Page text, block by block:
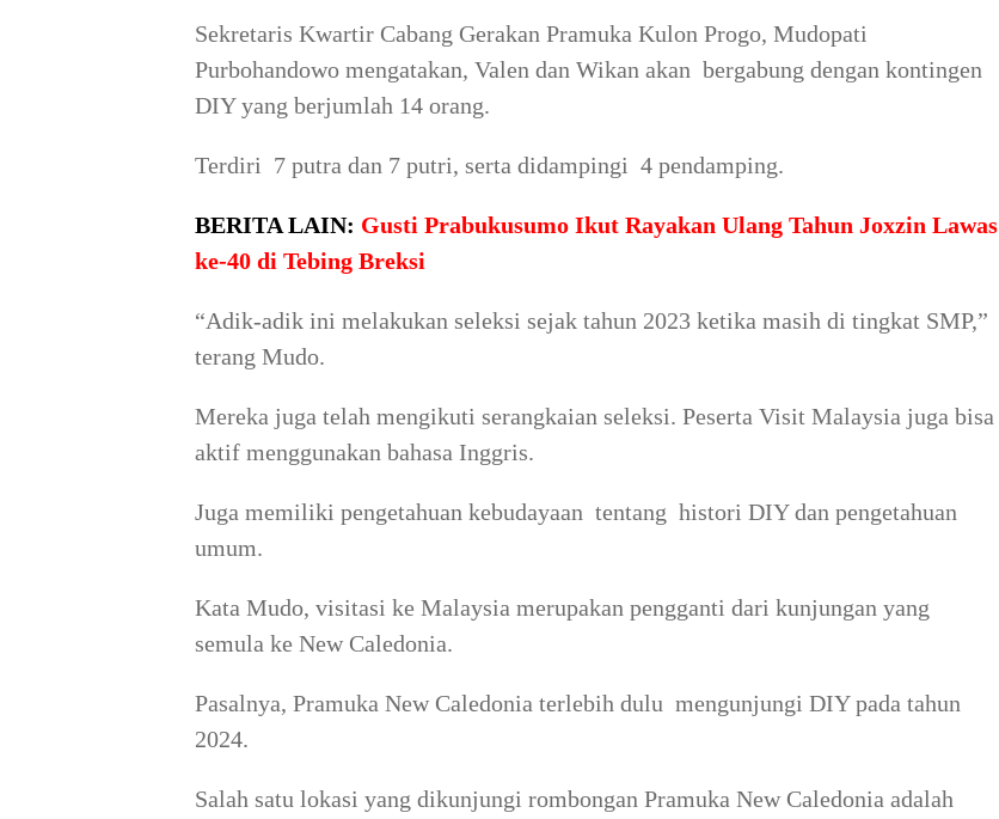
Sekretaris Kwartir Cabang Gerakan Pramuka Kulon Progo, Mudopati
Purbohandowo mengatakan, Valen dan Wikan akan bergabung dengan kontingen
DIY yang berjumlah 14 orang.
Terdiri 7 putra dan 7 putri, serta didampingi 4 pendamping.
BERITA LAIN: Gusti Prabukusumo Ikut Rayakan Ulang Tahun Joxzin Lawas
ke-40 di Tebing Breksi
“Adik-adik ini melakukan seleksi sejak tahun 2023 ketika masih di tingkat SMP,”
terang Mudo.
Mereka juga telah mengikuti serangkaian seleksi. Peserta Visit Malaysia juga bisa
aktif menggunakan bahasa Inggris.
Juga memiliki pengetahuan kebudayaan tentang histori DIY dan pengetahuan
umum.
Kata Mudo, visitasi ke Malaysia merupakan pengganti dari kunjungan yang
semula ke New Caledonia.
Pasalnya, Pramuka New Caledonia terlebih dulu mengunjungi DIY pada tahun
2024.
Salah satu lokasi yang dikunjungi rombongan Pramuka New Caledonia adalah